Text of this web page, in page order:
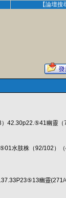
【論壇搜
幽靈（
水肢株（92/102）
幽靈(271/